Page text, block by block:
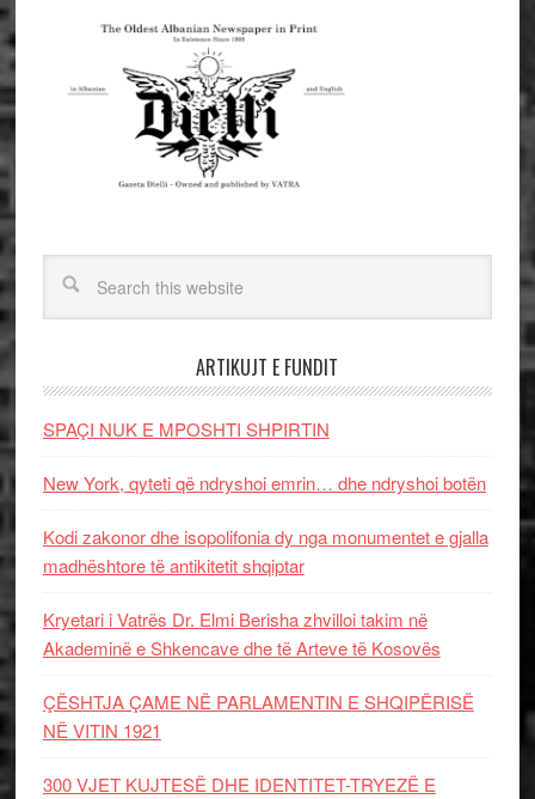
ARTIKUJT E FUNDIT
SPAÇI NUK E MPOSHTI SHPIRTIN
New York, qyteti që ndryshoi emrin… dhe ndryshoi botën
Kodi zakonor dhe isopolifonia dy nga monumentet e gjalla
madhështore të antikitetit shqiptar
Kryetari i Vatrës Dr. Elmi Berisha zhvilloi takim në
Akademinë e Shkencave dhe të Arteve të Kosovës
ÇËSHTJA ÇAME NË PARLAMENTIN E SHQIPËRISË
NË VITIN 1921
300 VJET KUJTESË DHE IDENTITET-TRYEZË E